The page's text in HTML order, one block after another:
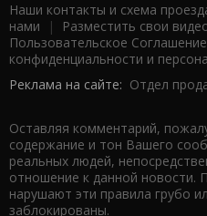
Наши контакты и схема
нами | Разместить свои
Пользовательское Соглашение
конфиденциальности и
Реклама на сайте: Отдел
Оставляя комментарий,
содержание и тон Вашего
реальных людей,
отношение к данной новости.
нарушают эти правила грубо
заблокированы.